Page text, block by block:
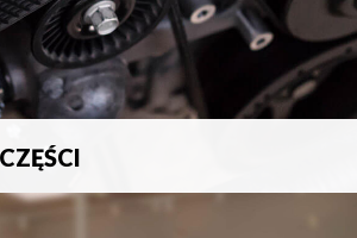
części samochodowych oraz